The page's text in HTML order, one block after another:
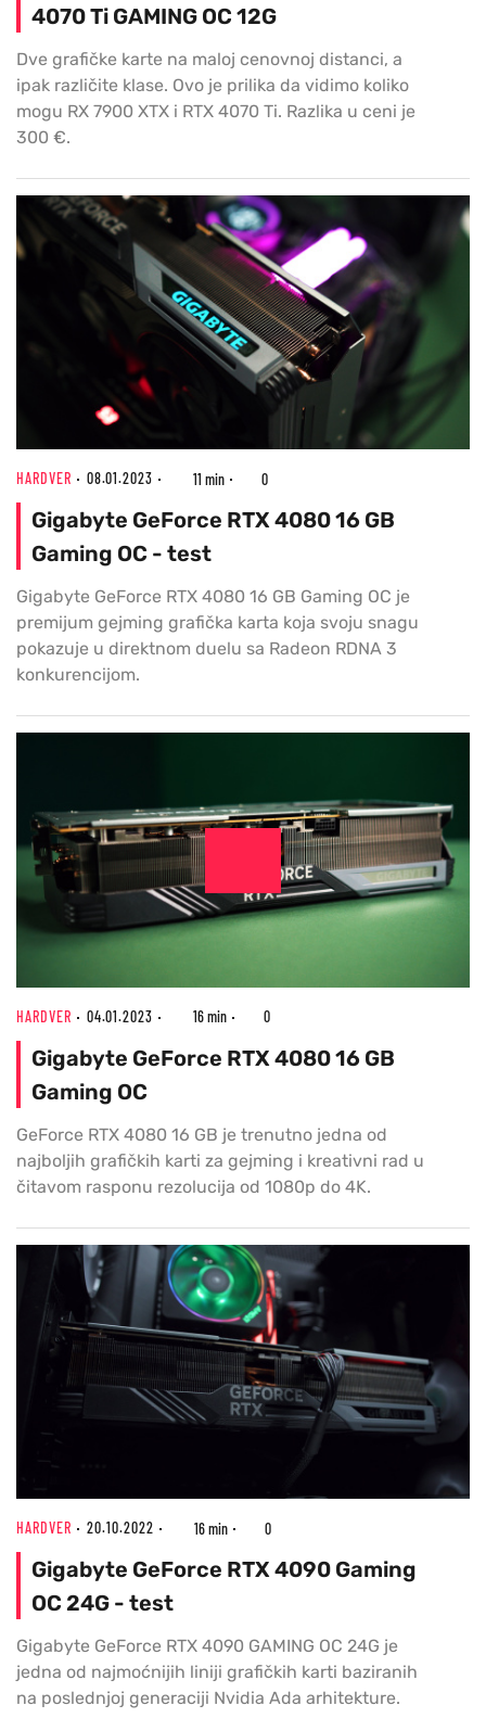
4070 Ti GAMING OC 12G
Dve grafičke karte na maloj cenovnoj distanci, a
ipak različite klase. Ovo je prilika da vidimo koliko
mogu RX 7900 XTX i RTX 4070 Ti. Razlika u ceni je
300 €.
HARDVER 08.01.2023 11 min 0
Gigabyte GeForce RTX 4080 16 GB
Gaming OC - test
Gigabyte GeForce RTX 4080 16 GB Gaming OC je
premijum gejming grafička karta koja svoju snagu
pokazuje u direktnom duelu sa Radeon RDNA 3
konkurencijom.
HARDVER 04.01.2023 16 min 0
Gigabyte GeForce RTX 4080 16 GB
Gaming OC
GeForce RTX 4080 16 GB je trenutno jedna od
najboljih grafičkih karti za gejming i kreativni rad u
čitavom rasponu rezolucija od 1080p do 4K.
HARDVER 20.10.2022 16 min 0
Gigabyte GeForce RTX 4090 Gaming
OC 24G - test
Gigabyte GeForce RTX 4090 GAMING OC 24G je
jedna od najmoćnijih liniji grafičkih karti baziranih
na poslednjoj generaciji Nvidia Ada arhitekture.